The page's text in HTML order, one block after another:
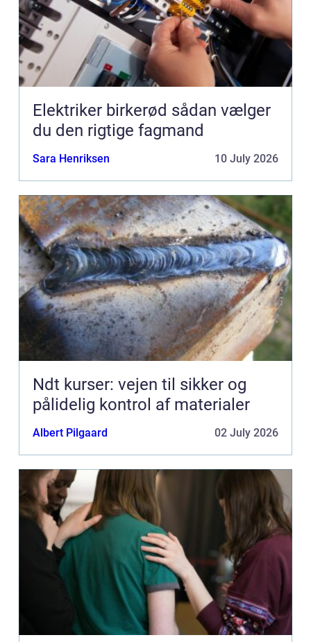
Elektriker birkerød sådan vælger
du den rigtige fagmand
Sara Henriksen 10 July 2026
Ndt kurser: vejen til sikker og
pålidelig kontrol af materialer
Albert Pilgaard 02 July 2026